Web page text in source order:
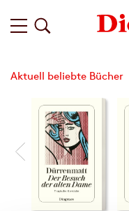
Aktuell beliebte Bücher